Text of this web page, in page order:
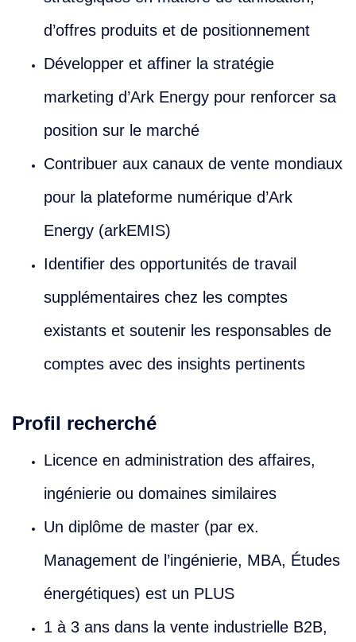
d’offres produits et de positionnement
Développer et affiner la stratégie
marketing d’Ark Energy pour renforcer sa
position sur le marché
Contribuer aux canaux de vente mondiaux
pour la plateforme numérique d’Ark
Energy (arkEMIS)
Identifier des opportunités de travail
supplémentaires chez les comptes
existants et soutenir les responsables de
comptes avec des insights pertinents
Profil recherché
Licence en administration des affaires,
ingénierie ou domaines similaires
Un diplôme de master (par ex.
Management de l’ingénierie, MBA, Études
énergétiques) est un PLUS
1 à 3 ans dans la vente industrielle B2B,